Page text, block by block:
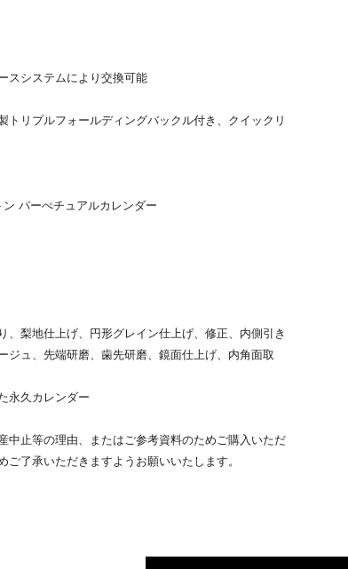
スシステムにより交換可能
トリプルフォールディングバックル付き、クイックリ
パーぺチュアルカレンダー
、梨地仕上げ、円形グレイン仕上げ、修正、内側引き
ジュ、先端研磨、歯先研磨、鏡面仕上げ、内角面取
永久カレンダー
中止等の理由、またはご参考資料のためご購入いただ
了承いただきますようお願いいたします。